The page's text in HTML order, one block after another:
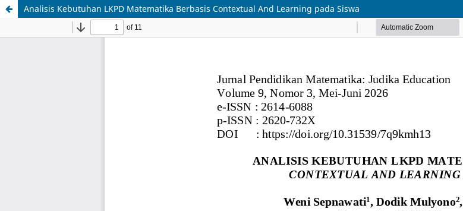
Analisis Kebutuhan LKPD Matematika Berbasis Contextual And Learning pada Siswa